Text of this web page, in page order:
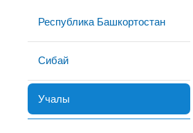
Республика Башкортостан
Сибай
Учалы